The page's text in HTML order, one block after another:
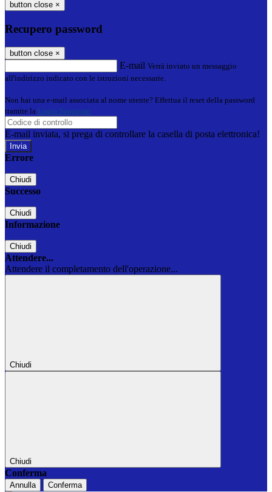
button close ×
Recupero password
button close ×
E-mail Verrà inviato un messaggio
all'indirizzo indicato con le istruzioni necessarie.
Non hai una e-mail associata al nome utente? Effettua il reset della password
tramite la Login Spaggiari
E-mail inviata, si prega di controllare la casella di posta elettronica!
Errore
Chiudi
Successo
Chiudi
Informazione
Chiudi
Attendere...
Attendere il completamento dell'operazione...
Chiudi
Chiudi
Conferma
Annulla Conferma